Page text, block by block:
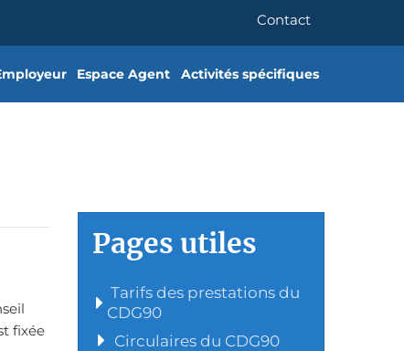
Contact
Espace Agent Activités spécifiques
fixée
Pages utiles
Tarifs des prestations du
CDG90
Circulaires du CDG90